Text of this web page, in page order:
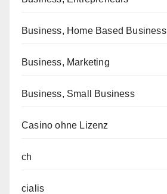
Business, Home Based Business
Business, Marketing
Business, Small Business
Casino ohne Lizenz
ch
cialis